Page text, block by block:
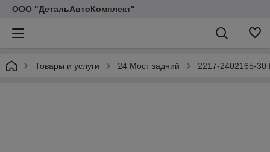
ООО "ДетальАвтоКомплект"
Товары и услуги 24 Мост задний 2217-2402165-